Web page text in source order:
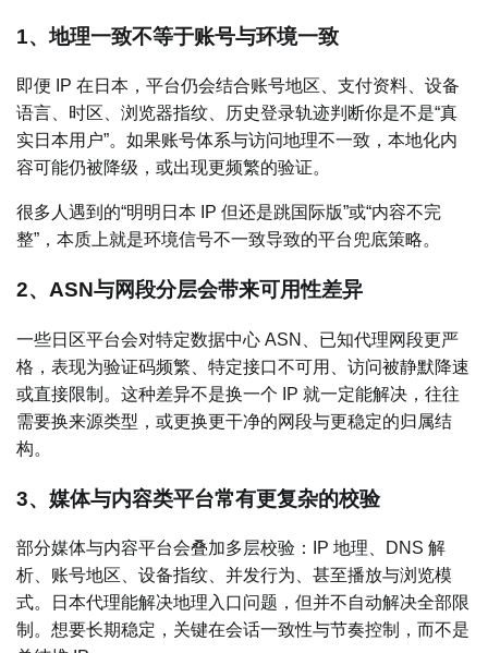
1、地理一致不等于账号与环境一致
即便 IP 在日本，平台仍会结合账号地区、支付资料、设备
语言、时区、浏览器指纹、历史登录轨迹判断你是不是“真
实日本用户”。如果账号体系与访问地理不一致，本地化内
容可能仍被降级，或出现更频繁的验证。
很多人遇到的“明明日本 IP 但还是跳国际版”或“内容不完
整”，本质上就是环境信号不一致导致的平台兜底策略。
2、ASN与网段分层会带来可用性差异
一些日区平台会对特定数据中心 ASN、已知代理网段更严
格，表现为验证码频繁、特定接口不可用、访问被静默降速
或直接限制。这种差异不是换一个 IP 就一定能解决，往往
需要换来源类型，或更换更干净的网段与更稳定的归属结
构。
3、媒体与内容类平台常有更复杂的校验
部分媒体与内容平台会叠加多层校验：IP 地理、DNS 解
析、账号地区、设备指纹、并发行为、甚至播放与浏览模
式。日本代理能解决地理入口问题，但并不自动解决全部限
制。想要长期稳定，关键在会话一致性与节奏控制，而不是